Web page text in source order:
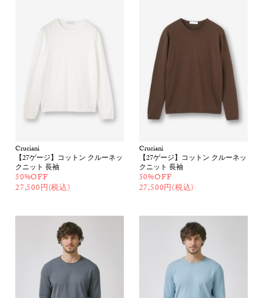
Cruciani
【27ゲージ】コットン クルーネッ
クニット 長袖
50%OFF
27,500円(税込)
Cruciani
【27ゲージ】コットン クルーネッ
クニット 長袖
50%OFF
27,500円(税込)